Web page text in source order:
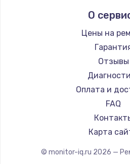
Aorus
АОС
Ardor
iru
Titan
О
Цены на
Отзывы
Оплата и
FAQ
Карта
© monitor-iq.ru 2026 —